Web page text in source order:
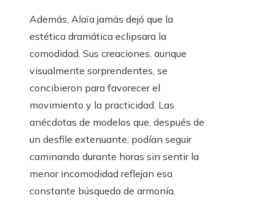
Además, Alaïa jamás dejó que la
estética dramática eclipsara la
comodidad. Sus creaciones, aunque
visualmente sorprendentes, se
concibieron para favorecer el
movimiento y la practicidad. Las
anécdotas de modelos que, después de
un desfile extenuante, podían seguir
caminando durante horas sin sentir la
menor incomodidad reflejan esa
constante búsqueda de armonía.